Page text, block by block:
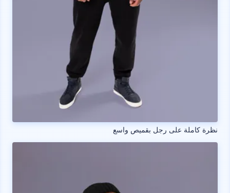
نظرة كاملة على رجل بقميص واسع